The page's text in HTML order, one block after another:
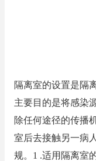
隔离室的设置是隔
主要目的是将感染
除任何途径的传播
室后去接触另一病
规。1 .适用隔离室